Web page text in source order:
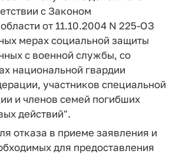
с Законом
от 11.10.2004 N 225-ОЗ
мерах социальной защиты
с военной службы, со
национальной гвардии
участников специальной
и членов семей погибших
действий".
отказа в приеме заявления и
для предоставления